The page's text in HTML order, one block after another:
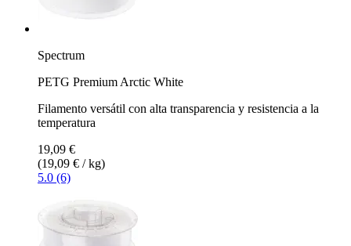
Spectrum
PETG Premium Arctic White
Filamento versátil con alta transparencia y resistencia a la
temperatura
19,09 €
(19,09 € / kg)
5.0 (6)